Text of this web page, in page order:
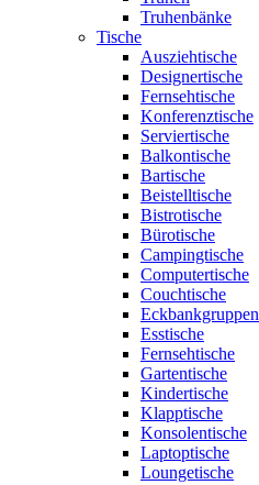
Truhenbänke
Tische
Ausziehtische
Designertische
Fernsehtische
Konferenztische
Serviertische
Balkontische
Bartische
Beistelltische
Bistrotische
Bürotische
Campingtische
Computertische
Couchtische
Eckbankgruppen
Esstische
Fernsehtische
Gartentische
Kindertische
Klapptische
Konsolentische
Laptoptische
Loungetische